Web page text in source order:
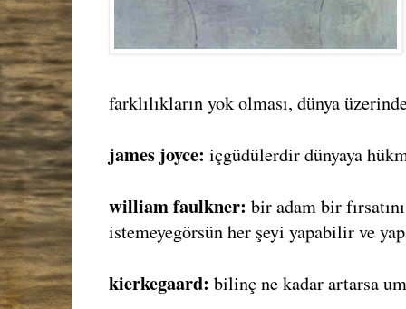
farklılıkların yok olması, dünya
james joyce: içgüdülerdir dünyaya
william faulkner: bir adam bir
istemeyegörsün her şeyi yapabilir ve
kierkegaard: bilinç ne kadar artarsa